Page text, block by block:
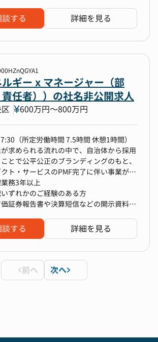
織の体制】
名、派遣社員1名）
ール】
Workspace（gmail、スプレッドシー
など）
システム（ERP）
システム（楽楽）
スモデル、マインド、商品、風土に触れ
けていきます。
ただきます。
レイヤーのコーポレートの業務に専念す
、分担していただきます。
。
容】
理部門の統括及びチームビルディング
務部門と経営メンバーとの連携
能プロダクションとのグループ会計連携
算の管理及びチェック（少数精鋭チーム
務も行いつつ、進捗管理や処理方針の管
ていただきます）
期・年度決算処理および、処理方針の検討
案
管理、管理会計の運用及び実施
会計
、地方税、消費税（※顧問税理士が作成
のチェック）
書、償却資産税、事業所税【ポジション
】
がい・魅力】
けビジネスとToC向けビジネスが両輪と
する 詳細を見る
ギー x マネージャー（部
任者））の社名非公開求人
600万円〜800万円
（所定労働時間 7.5時間 休憩1時間）
求められる流れの中で、自治体から採用
とで公平公正のブランディングのもと、
ト・サービスのPMF完了に伴い事業がス
しております。T2D3に沿って事業が推進
IPO準備期間に入り、経理体制強化のため
ネージャーをお迎えすることとなりまし
ネージャーとして、経理チームをマネジメ
実務にも携わり、スピード感を持った対応
的な改善提案で、現状を変えていくリーダ
プを発揮していただきます。
業務3年以上
いずれかのご経験のある方
証券報告書や決算短信などの開示資料の
査対応のご経験
システム等の導入または改善経験
論合格
する 詳細を見る
前へ 次へ